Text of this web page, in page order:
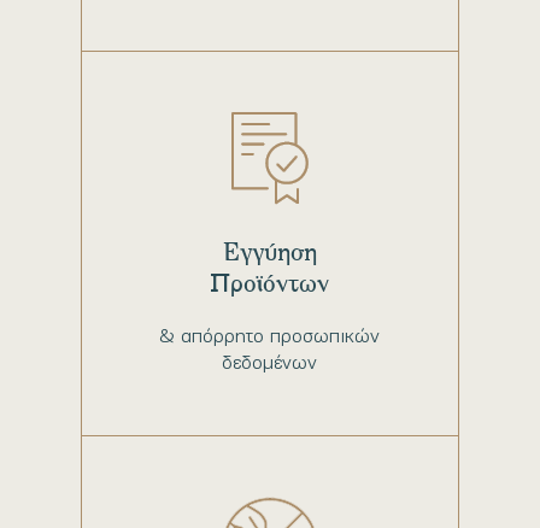
& απόρρητο προσωπικών
δεδομένων
Εγγύηση
Προϊόντων